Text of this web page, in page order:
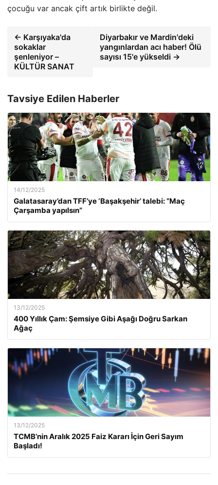
çocuğu var ancak çift artık birlikte değil.
← Karşıyaka'da
sokaklar
şenleniyor –
KÜLTÜR SANAT
Diyarbakır ve Mardin'deki
yangınlardan acı haber! Ölü
sayısı 15'e yükseldi →
Tavsiye Edilen Haberler
14/12/2025
Galatasaray’dan TFF’ye ‘Başakşehir’ talebi: “Maç
Çarşamba yapılsın”
13/12/2025
400 Yıllık Çam: Şemsiye Gibi Aşağı Doğru Sarkan
Ağaç
13/12/2025
TCMB’nin Aralık 2025 Faiz Kararı İçin Geri Sayım
Başladı!